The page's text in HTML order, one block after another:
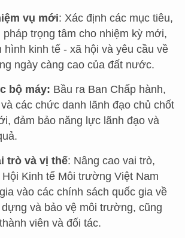
vụ mới: Xác định các mục tiêu,
pháp trọng tâm cho nhiệm kỳ mới,
kinh tế - xã hội và yêu cầu về
ngày càng cao của đất nước.
bộ máy: Bầu ra Ban Chấp hành,
các chức danh lãnh đạo chủ chốt
đảm bảo năng lực lãnh đạo và
trò và vị thế: Nâng cao vai trò,
Kinh tế Môi trường Việt Nam
vào các chính sách quốc gia về
và bảo vệ môi trường, cũng
viên và đối tác.